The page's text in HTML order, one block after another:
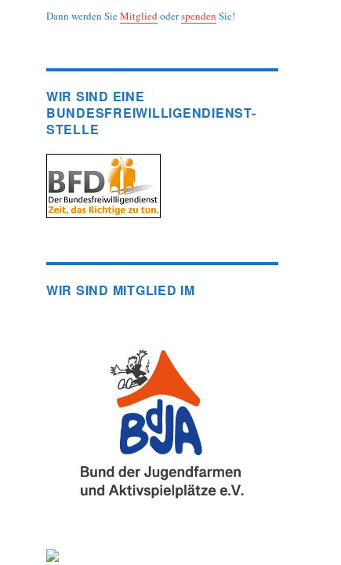
Dann werden SieMitglied oderspenden Sie!
WIR SIND EINE
BUNDESFREIWILLIGENDIENST-
STELLE
WIR SIND MITGLIED IM